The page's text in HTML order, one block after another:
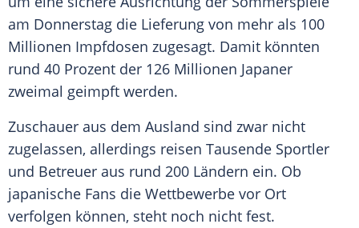
am Donnerstag die Lieferung von mehr als 100
Millionen Impfdosen zugesagt. Damit könnten
rund 40 Prozent der 126 Millionen Japaner
zweimal geimpft werden.
Zuschauer aus dem Ausland sind zwar nicht
zugelassen, allerdings reisen Tausende Sportler
und Betreuer aus rund 200 Ländern ein. Ob
japanische Fans die Wettbewerbe vor Ort
verfolgen können, steht noch nicht fest.